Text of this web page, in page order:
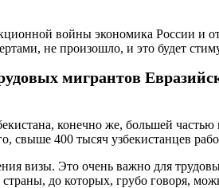
войны экономика России и
не произошло, и это будет
мигрантов
конечно же, большей
свыше 400 тысяч узбекистанцев
визы. Это очень важно для
до которых, грубо говоря,